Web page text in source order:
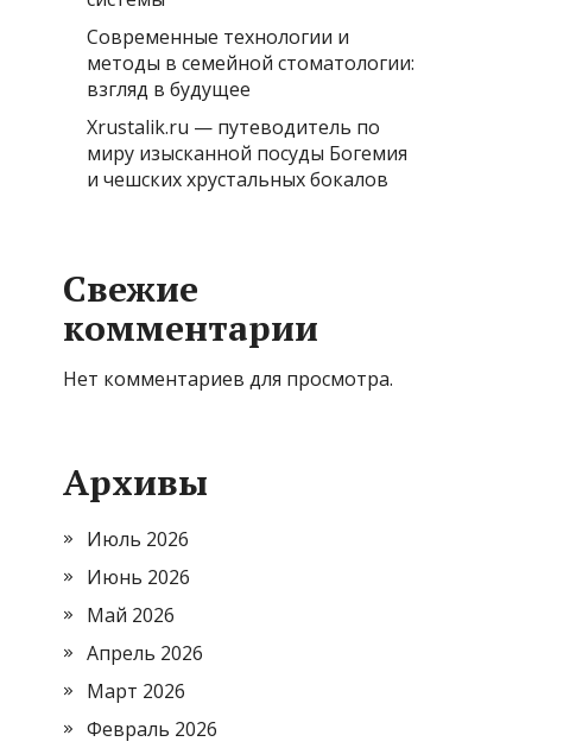
Современные технологии и
методы в семейной стоматологии:
взгляд в будущее
Xrustalik.ru — путеводитель по
миру изысканной посуды Богемия
и чешских хрустальных бокалов
Свежие
комментарии
Нет комментариев для просмотра.
Архивы
Июль 2026
Июнь 2026
Май 2026
Апрель 2026
Март 2026
Февраль 2026